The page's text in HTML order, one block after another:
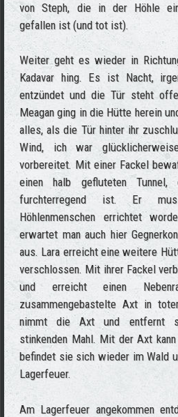
von Steph, die in der Höhle
gefallen ist (und tot ist).
Weiter geht es wieder in
Kadavar hing. Es ist Nacht,
entzündet und die Tür steht
Meagan ging in die Hütte herein
alles, als die Tür hinter ihr
Wind, ich war
vorbereitet. Mit einer Fackel
einen halb gefluteten
furchterregend ist. Er
Höhlenmenschen errichtet
erwartet man auch hier
aus. Lara erreicht eine weitere
verschlossen. Mit ihrer Fackel
und erreicht einen
zusammengebastelte Axt in
nimmt die Axt und entfernt
stinkenden Mahl. Mit der Axt
befindet sie sich wieder im Wald
Lagerfeuer.
Am Lagerfeuer angekommen